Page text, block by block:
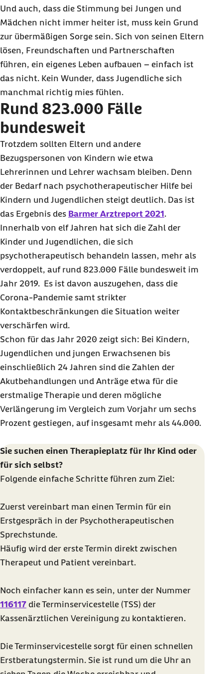
Und auch, dass die Stimmung bei Jungen und
Mädchen nicht immer heiter ist, muss kein Grund
zur übermäßigen Sorge sein. Sich von seinen Eltern
lösen, Freundschaften und Partnerschaften
führen, ein eigenes Leben aufbauen – einfach ist
das nicht. Kein Wunder, dass Jugendliche sich
manchmal richtig mies fühlen.
Rund 823.000 Fälle
bundesweit
Trotzdem sollten Eltern und andere
Bezugspersonen von Kindern wie etwa
Lehrerinnen und Lehrer wachsam bleiben. Denn
der Bedarf nach psychotherapeutischer Hilfe bei
Kindern und Jugendlichen steigt deutlich. Das ist
das Ergebnis des Barmer Arztreport 2021.
Innerhalb von elf Jahren hat sich die Zahl der
Kinder und Jugendlichen, die sich
psychotherapeutisch behandeln lassen, mehr als
verdoppelt, auf rund 823.000 Fälle bundesweit im
Jahr 2019. Es ist davon auszugehen, dass die
Corona-Pandemie samt strikter
Kontaktbeschränkungen die Situation weiter
verschärfen wird.
Schon für das Jahr 2020 zeigt sich: Bei Kindern,
Jugendlichen und jungen Erwachsenen bis
einschließlich 24 Jahren sind die Zahlen der
Akutbehandlungen und Anträge etwa für die
erstmalige Therapie und deren mögliche
Verlängerung im Vergleich zum Vorjahr um sechs
Prozent gestiegen, auf insgesamt mehr als 44.000.
Sie suchen einen Therapieplatz für Ihr Kind oder
für sich selbst?
Folgende einfache Schritte führen zum Ziel:
Zuerst vereinbart man einen Termin für ein
Erstgespräch in der Psychotherapeutischen
Sprechstunde.
Häufig wird der erste Termin direkt zwischen
Therapeut und Patient vereinbart.
Noch einfacher kann es sein, unter der Nummer
116117 die Terminservicestelle (TSS) der
Kassenärztlichen Vereinigung zu kontaktieren.
Die Terminservicestelle sorgt für einen schnellen
Erstberatungstermin. Sie ist rund um die Uhr an